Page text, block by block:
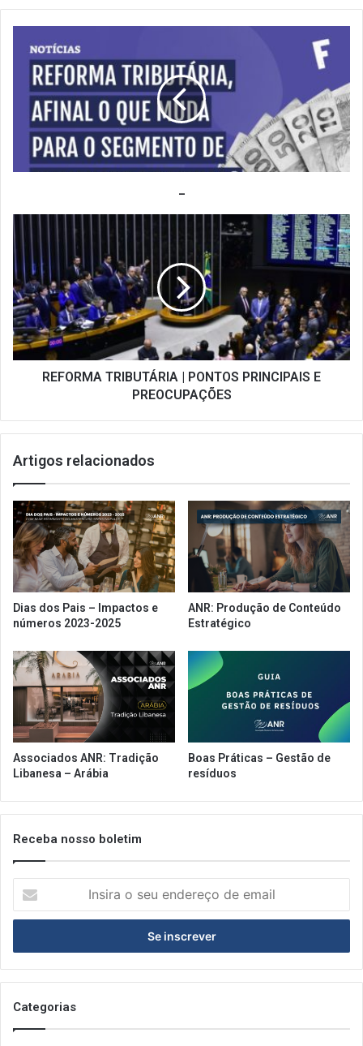
REFORMA
TRIBUTÁRIA
|
PONTOS
PRINCIPAIS
E
PREOCUPAÇÕES
REFORMA TRIBUTÁRIA | PONTOS PRINCIPAIS E
PREOCUPAÇÕES
Artigos relacionados
Dias dos Pais – Impactos e
números 2023-2025
ANR: Produção de Conteúdo
Estratégico
Associados ANR: Tradição
Libanesa – Arábia
Boas Práticas – Gestão de
resíduos
Receba nosso boletim
seu
de
email
Categorias